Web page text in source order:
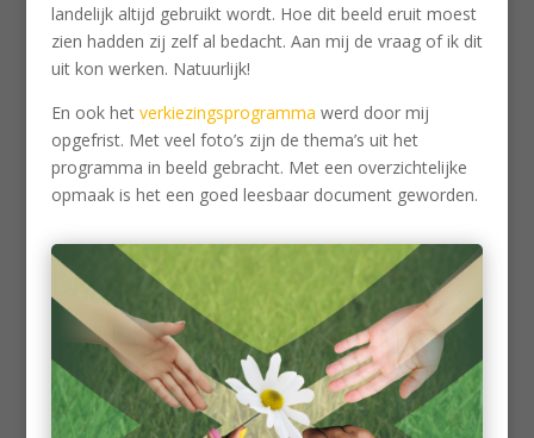
landelijk altijd gebruikt wordt. Hoe dit beeld eruit moest
zien hadden zij zelf al bedacht. Aan mij de vraag of ik dit
uit kon werken. Natuurlijk!
En ook het verkiezingsprogramma werd door mij
opgefrist. Met veel foto’s zijn de thema’s uit het
programma in beeld gebracht. Met een overzichtelijke
opmaak is het een goed leesbaar document geworden.